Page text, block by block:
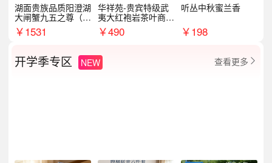
湖面贵族品质阳澄湖
大闸蟹九五之尊（卡
券）5188型
￥1531
华祥苑-贵宾特级武
夷大红袍岩茶叶商务
礼盒中秋节送长辈1
00g
￥490
听丛中秋蜜兰香
￥198
开学季专区 NEW 查看更多 